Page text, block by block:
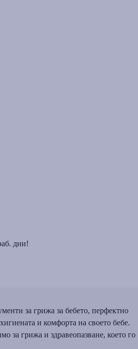
дни!
за грижа за бебето, перфектно
и комфорта на своето бебе.
за грижа и здравеопазване, което го